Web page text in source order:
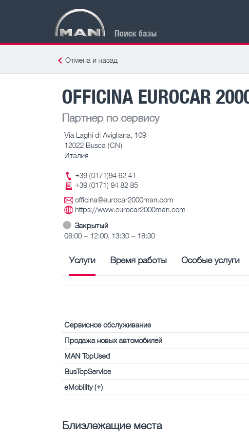
Поиск базы
Отмена и назад
OFFICINA EUROCAR
Партнер по сервису
Via Laghi di Avigliana, 109
12022 Busca (CN)
Италия
+39 (0171)94 62 41
+39 (0171) 94 82 85
officina@eurocar2000man.com
https://www.eurocar2000man.com
Закрытый
08:00 – 12:00, 13:30 – 18:30
Услуги Время работы Особые услуги
Сервисное обслуживание
Продажа новых автомобилей
MAN TopUsed
BusTopService
eMobility (+)
Близлежащие места